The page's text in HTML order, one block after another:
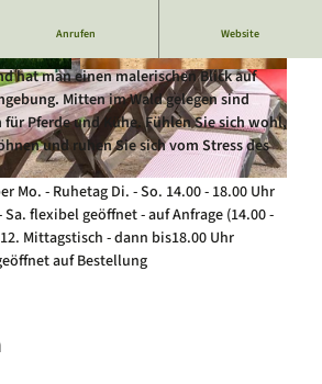
2
0
1
5
0
5
0
2
-
Anrufen Website
unseren leckeren, selbstgebackenen
Gemütlichkeit in der Gaststätte mit
hat man einen malerischen Blick auf
Mitten im Wald gelegen sind
für Pferde und Kühe. Fühlen Sie sich wohl,
und ruhen Sie sich vom Stress des
Mo. - Ruhetag Di. - So. 14.00 - 18.00 Uhr
Sa. flexibel geöffnet - auf Anfrage (14.00 -
Mittagstisch - dann bis18.00 Uhr
auf Bestellung